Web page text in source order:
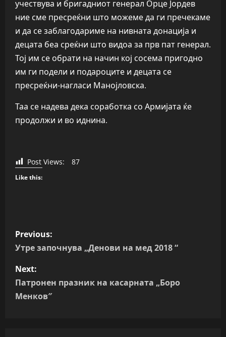
учествува и бригадниот генерал Орце Јордев
ние сме пресреќни што можеме да ги пречекаме
и да се заблагодариме на нивната донација и
децата беа среќни што видоа за прв пат генерал.
Тој им се обрати на начин кој сосема пригодно
им ги подели и подароците и децата се
пресреќни-нагласи Манојловска.
Таа се надева дека соработка со Армијата ќе
продолжи и во иднина.
Post Views: 87
Like this:
P
o
s
t
Previous:
Утре започнува „Денови на мед 2018 “
Next:
Патронен празник на касарната „Боро
Менков″